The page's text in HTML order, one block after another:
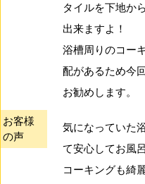
タイルを下地か
出来ますよ！
浴槽周りのコー
配があるため今
お勧めします。
お客様
の声
気になっていた
て安心してお風
コーキングも綺